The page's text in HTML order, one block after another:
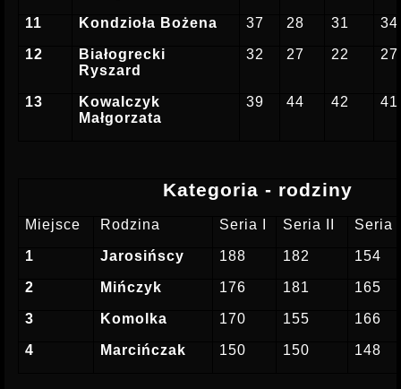
11 Kondzioła Bożena 37 28 31 34
12
Białogrecki
Ryszard
32 27 22 27
13
Kowalczyk
Małgorzata
39 44 42 41
Kategoria - rodziny
Miejsce Rodzina Seria I Seria II Seria
1 Jarosińscy 188 182 154
2 Mińczyk 176 181 165
3 Komolka 170 155 166
4 Marcińczak 150 150 148